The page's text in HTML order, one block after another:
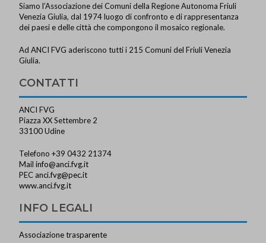
Siamo l’Associazione dei Comuni della Regione Autonoma Friuli
Venezia Giulia, dal 1974 luogo di confronto e di rappresentanza
dei paesi e delle città che compongono il mosaico regionale.
Ad ANCI FVG aderiscono tutti i 215 Comuni del Friuli Venezia
Giulia.
CONTATTI
ANCI FVG
Piazza XX Settembre 2
33100 Udine
Telefono +39 0432 21374
Mailinfo@anci.fvg.it
PEC anci.fvg@pec.it
www.anci.fvg.it
INFO LEGALI
Associazione trasparente